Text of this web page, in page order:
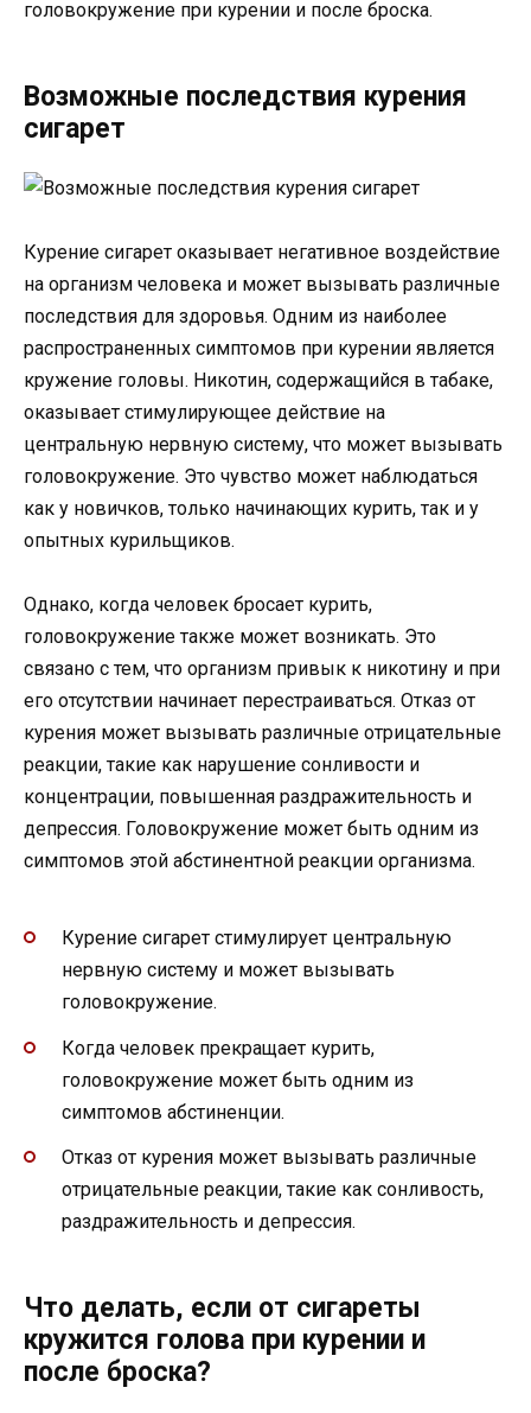
головокружение при курении и после броска.
Возможные последствия курения
сигарет
Курение сигарет оказывает негативное воздействие
на организм человека и может вызывать различные
последствия для здоровья. Одним из наиболее
распространенных симптомов при курении является
кружение головы. Никотин, содержащийся в табаке,
оказывает стимулирующее действие на
центральную нервную систему, что может вызывать
головокружение. Это чувство может наблюдаться
как у новичков, только начинающих курить, так и у
опытных курильщиков.
Однако, когда человек бросает курить,
головокружение также может возникать. Это
связано с тем, что организм привык к никотину и при
его отсутствии начинает перестраиваться. Отказ от
курения может вызывать различные отрицательные
реакции, такие как нарушение сонливости и
концентрации, повышенная раздражительность и
депрессия. Головокружение может быть одним из
симптомов этой абстинентной реакции организма.
Курение сигарет стимулирует центральную
нервную систему и может вызывать
головокружение.
Когда человек прекращает курить,
головокружение может быть одним из
симптомов абстиненции.
Отказ от курения может вызывать различные
отрицательные реакции, такие как сонливость,
раздражительность и депрессия.
Что делать, если от сигареты
кружится голова при курении и
после броска?